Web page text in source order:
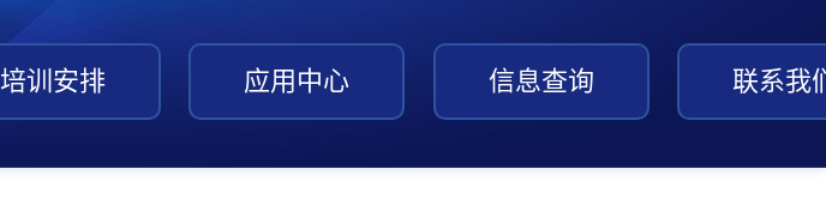
培训安排 应用中心 信息查询 联系我